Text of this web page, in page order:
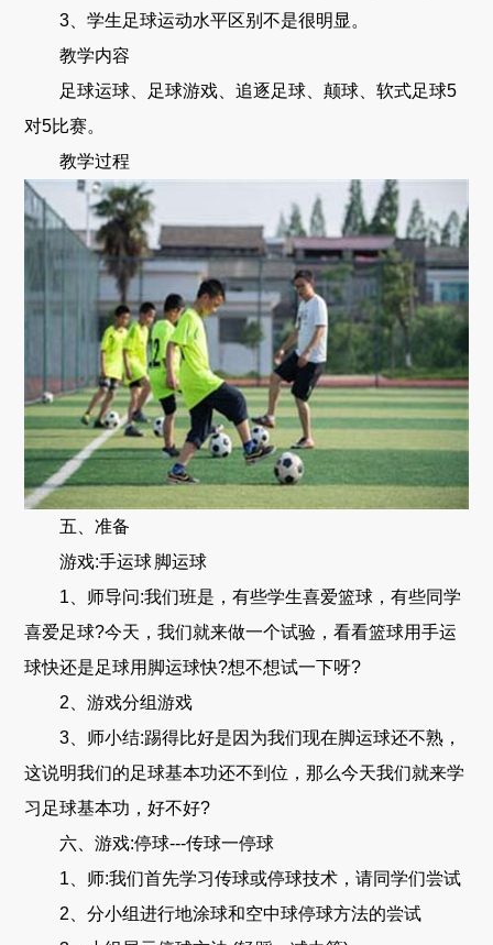
3、学生足球运动水平区别不是很明显。
教学内容
足球运球、足球游戏、追逐足球、颠球、软式足球5
对5比赛。
教学过程
五、准备
游戏:手运球 脚运球
1、师导问:我们班是，有些学生喜爱篮球，有些同学
喜爱足球?今天，我们就来做一个试验，看看篮球用手运
球快还是足球用脚运球快?想不想试一下呀?
2、游戏分组游戏
3、师小结:踢得比好是因为我们现在脚运球还不熟，
这说明我们的足球基本功还不到位，那么今天我们就来学
习足球基本功，好不好?
六、游戏:停球---传球一停球
1、师:我们首先学习传球或停球技术，请同学们尝试
2、分小组进行地涂球和空中球停球方法的尝试